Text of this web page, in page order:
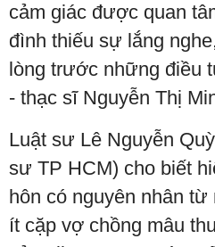
cảm giác được quan
đình thiếu sự lắng
lòng trước những điều
- thạc sĩ Nguyễn Thị
Luật sư Lê Nguyễn
sư TP HCM) cho biết
hôn có nguyên nhân từ
ít cặp vợ chồng mâu